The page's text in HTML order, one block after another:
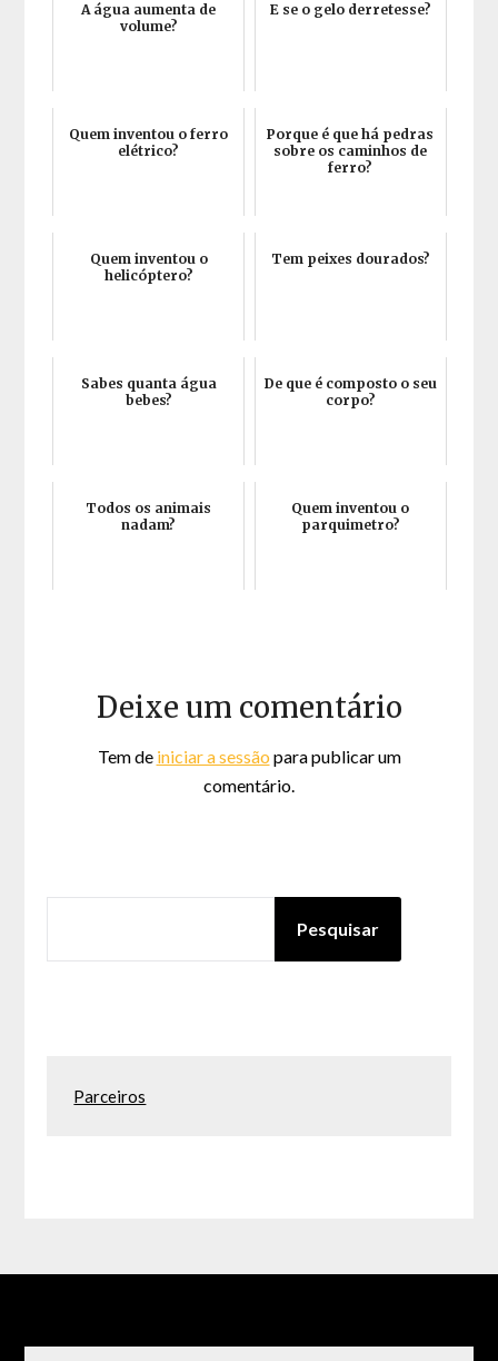
A água aumenta de
volume?
E se o gelo derretesse?
Quem inventou o ferro
elétrico?
Porque é que há pedras
sobre os caminhos de
ferro?
Quem inventou o
helicóptero?
Tem peixes dourados?
Sabes quanta água
bebes?
De que é composto o seu
corpo?
Todos os animais
nadam?
Quem inventou o
parquimetro?
Deixe um comentário
Tem de iniciar a sessão para publicar um
comentário.
Pesquisar
Parceiros